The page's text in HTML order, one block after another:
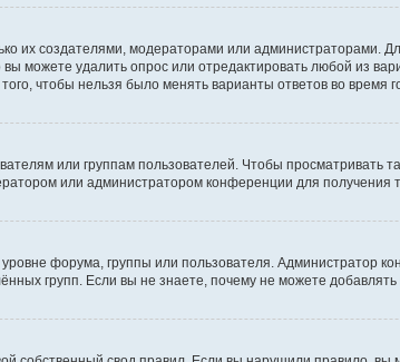
их создателями, модераторами или администраторами.
можете удалить опрос или отредактировать любой из
чтобы нельзя было менять варианты ответов во время
или группам пользователей. Чтобы просматривать
или администратором конференции для получения
форума, группы или пользователя. Администратор
групп. Если вы не знаете, почему не можете